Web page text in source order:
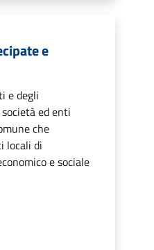
e
e degli
ed enti
che
locali di
e sociale